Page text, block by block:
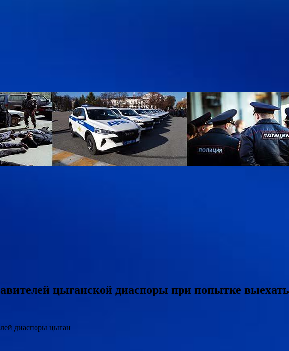
цыганской диаспоры при попытке выехать
диаспоры цыган